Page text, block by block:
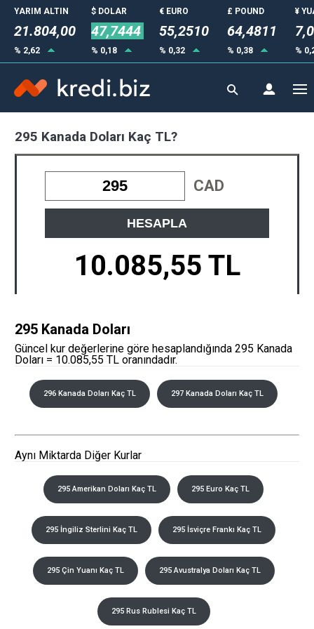
YARIM ALTIN
21.804,00
% 2,62
$ DOLAR
47,7444
% 0,18
€ EURO
55,2510
% 0,32
£ POUND
64,4811
% 0,38
¥
%
295 Kanada Doları Kaç TL?
CAD
HESAPLA
10.085,55 TL
295 Kanada Doları
Güncel kur değerlerine göre hesaplandığında 295 Kanada
Doları = 10.085,55 TL oranındadır.
296 Kanada Doları Kaç TL 297 Kanada Doları Kaç TL
Aynı Miktarda Diğer Kurlar
295 Amerikan Doları Kaç TL 295 Euro Kaç TL
295 İngiliz Sterlini Kaç TL 295 İsviçre Frankı Kaç TL
295 Çin Yuanı Kaç TL 295 Avustralya Doları Kaç TL
295 Rus Rublesi Kaç TL